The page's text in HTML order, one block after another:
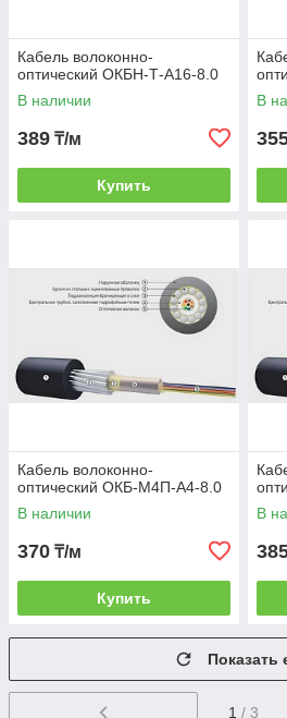
Кабель волоконно-
оптический ОКБН-Т-А16-8.0
В наличии
389 ₸/м
Купить
В
Кабель волоконно-
оптический ОКБ-М4П-А4-8.0
В наличии
370 ₸/м
Купить
В
Показать
1 / 3